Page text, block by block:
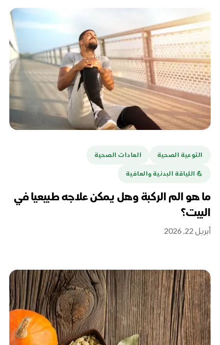
التوعية الصحية العادات الصحية
💪️ اللياقة البدنية والعافية
ما هو الم الركبة وهل يمكن علاجه طبيعيا في
البيت؟
أبريل 22, 2026